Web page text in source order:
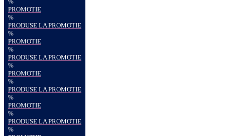
PROMOTIE
%
PRODUSE LA PROMOTIE
%
PROMOTIE
%
PRODUSE LA PROMOTIE
%
PROMOTIE
%
PRODUSE LA PROMOTIE
%
PROMOTIE
%
PRODUSE LA PROMOTIE
%